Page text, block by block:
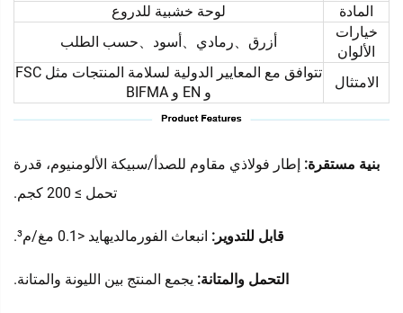
المادة
لوحة خشبية للدروع
خيارات
الألوان
أزرق、رمادي、أسود、حسب الطلب
الامتثال
تتوافق مع المعايير الدولية لسلامة المنتجات مثل FSC
و EN و BIFMA
بنية مستقرة: إطار فولاذي مقاوم للصدأ/سبيكة الألومنيوم، قدرة
تحمل ≥ 200 كجم.
قابل للتدوير: انبعاث الفورمالديهايد <0.1 مغ/م³.
التحمل والمتانة: يجمع المنتج بين الليونة والمتانة.